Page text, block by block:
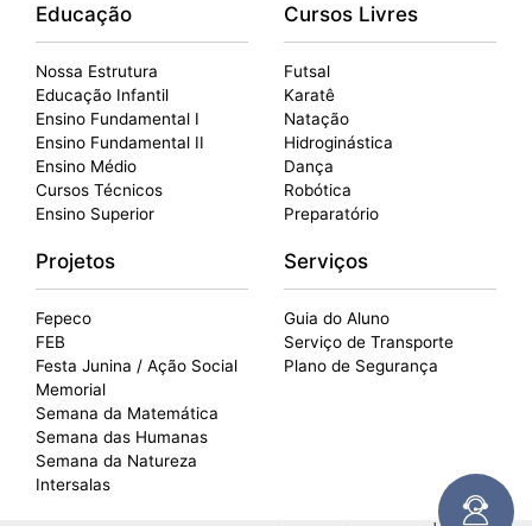
Educação
Nossa Estrutura
Educação Infantil
Ensino Fundamental I
Ensino Fundamental II
Ensino Médio
Cursos Técnicos
Ensino Superior
Cursos Livres
Futsal
Karatê
Natação
Hidroginástica
Dança
Robótica
Preparatório
Projetos
Fepeco
FEB
Festa Junina / Ação Social
Memorial
Semana da Matemática
Semana das Humanas
Semana da Natureza
Intersalas
Serviços
Guia do Aluno
Serviço de Transporte
Plano de Segurança